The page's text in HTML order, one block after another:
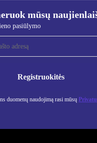
mūsų
pasiūlymo
Registruokitės
duomenų naudojimą rasi mūsų
Informaciją apie
Privatumo politikoje